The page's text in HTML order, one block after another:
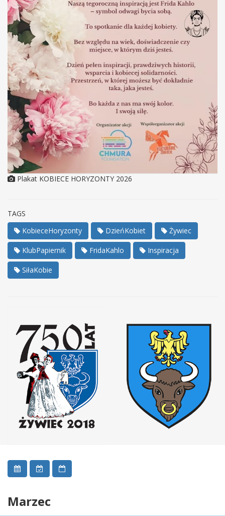
Plakat KOBIECE HORYZONTY 2026
TAGS
KobieceHoryzonty
DzieńKobiet Żywiec
KlubPapiernik FridaKahlo Inspiracja
SiłaKobie
Marzec